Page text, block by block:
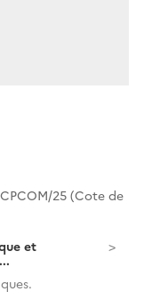
25 (Cote de
et